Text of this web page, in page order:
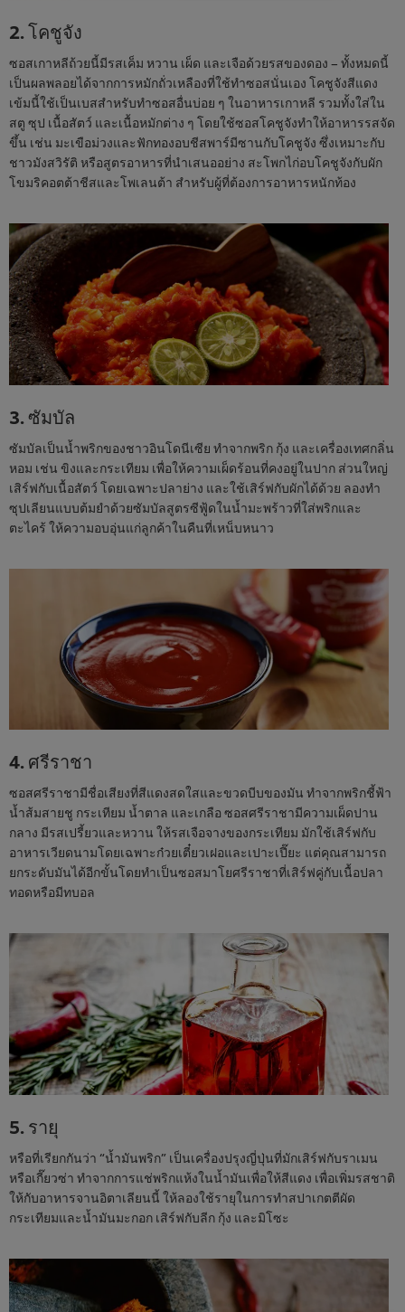
2. โคชูจัง
ซอสเกาหลีถ้วยนี้มีรสเค็ม หวาน เผ็ด และเจือด้วยรสของดอง – ทั้งหมดนี้
เป็นผลพลอยได้จากการหมักถั่วเหลืองที่ใช้ทำซอสนั่นเอง โคชูจังสีแดง
เข้มนี้ใช้เป็นเบสสำหรับทำซอสอื่นบ่อย ๆ ในอาหารเกาหลี รวมทั้งใส่ใน
สตู ซุป เนื้อสัตว์ และเนื้อหมักต่าง ๆ โดยใช้ซอสโคชูจังทำให้อาหารรสจัด
ขึ้น เช่น มะเขือม่วงและฟักทองอบชีสพาร์มีซานกับโคชูจัง ซึ่งเหมาะกับ
ชาวมังสวิรัติ หรือสูตรอาหารที่นำเสนออย่าง สะโพกไก่อบโคชูจังกับผัก
โขมริคอตต้าชีสและโพเลนต้า สำหรับผู้ที่ต้องการอาหารหนักท้อง
3. ซัมบัล
ซัมบัลเป็นน้ำพริกของชาวอินโดนีเซีย ทำจากพริก กุ้ง และเครื่องเทศกลิ่น
หอม เช่น ขิงและกระเทียม เพื่อให้ความเผ็ดร้อนที่คงอยู่ในปาก ส่วนใหญ่
เสิร์ฟกับเนื้อสัตว์ โดยเฉพาะปลาย่าง และใช้เสิร์ฟกับผักได้ด้วย ลองทำ
ซุปเลียนแบบต้มยำด้วยซัมบัลสูตรซีฟู้ดในน้ำมะพร้าวที่ใส่พริกและ
ตะไคร้ ให้ความอบอุ่นแก่ลูกค้าในคืนที่เหน็บหนาว
4. ศรีราชา
ซอสศรีราชามีชื่อเสียงที่สีแดงสดใสและขวดบีบของมัน ทำจากพริกชี้ฟ้า
น้ำส้มสายชู กระเทียม น้ำตาล และเกลือ ซอสศรีราชามีความเผ็ดปาน
กลาง มีรสเปรี้ยวและหวาน ให้รสเจือจางของกระเทียม มักใช้เสิร์ฟกับ
อาหารเวียดนามโดยเฉพาะก๋วยเตี๋ยวเฝอและเปาะเปี๊ยะ แต่คุณสามารถ
ยกระดับมันได้อีกขั้นโดยทำเป็นซอสมาโยศรีราชาที่เสิร์ฟคู่กับเนื้อปลา
ทอดหรือมีทบอล
5. รายุ
หรือที่เรียกกันว่า “น้ำมันพริก” เป็นเครื่องปรุงญี่ปุ่นที่มักเสิร์ฟกับราเมน
หรือเกี๊ยวซ่า ทำจากการแช่พริกแห้งในน้ำมันเพื่อให้สีแดง เพื่อเพิ่มรสชาติ
ให้กับอาหารจานอิตาเลียนนี้ ให้ลองใช้รายุในการทำสปาเกตตีผัด
กระเทียมและน้ำมันมะกอก เสิร์ฟกับลีก กุ้ง และมิโซะ
We use cookies (and similar techniques) to improve
your experience on our site. Cookies enable you to